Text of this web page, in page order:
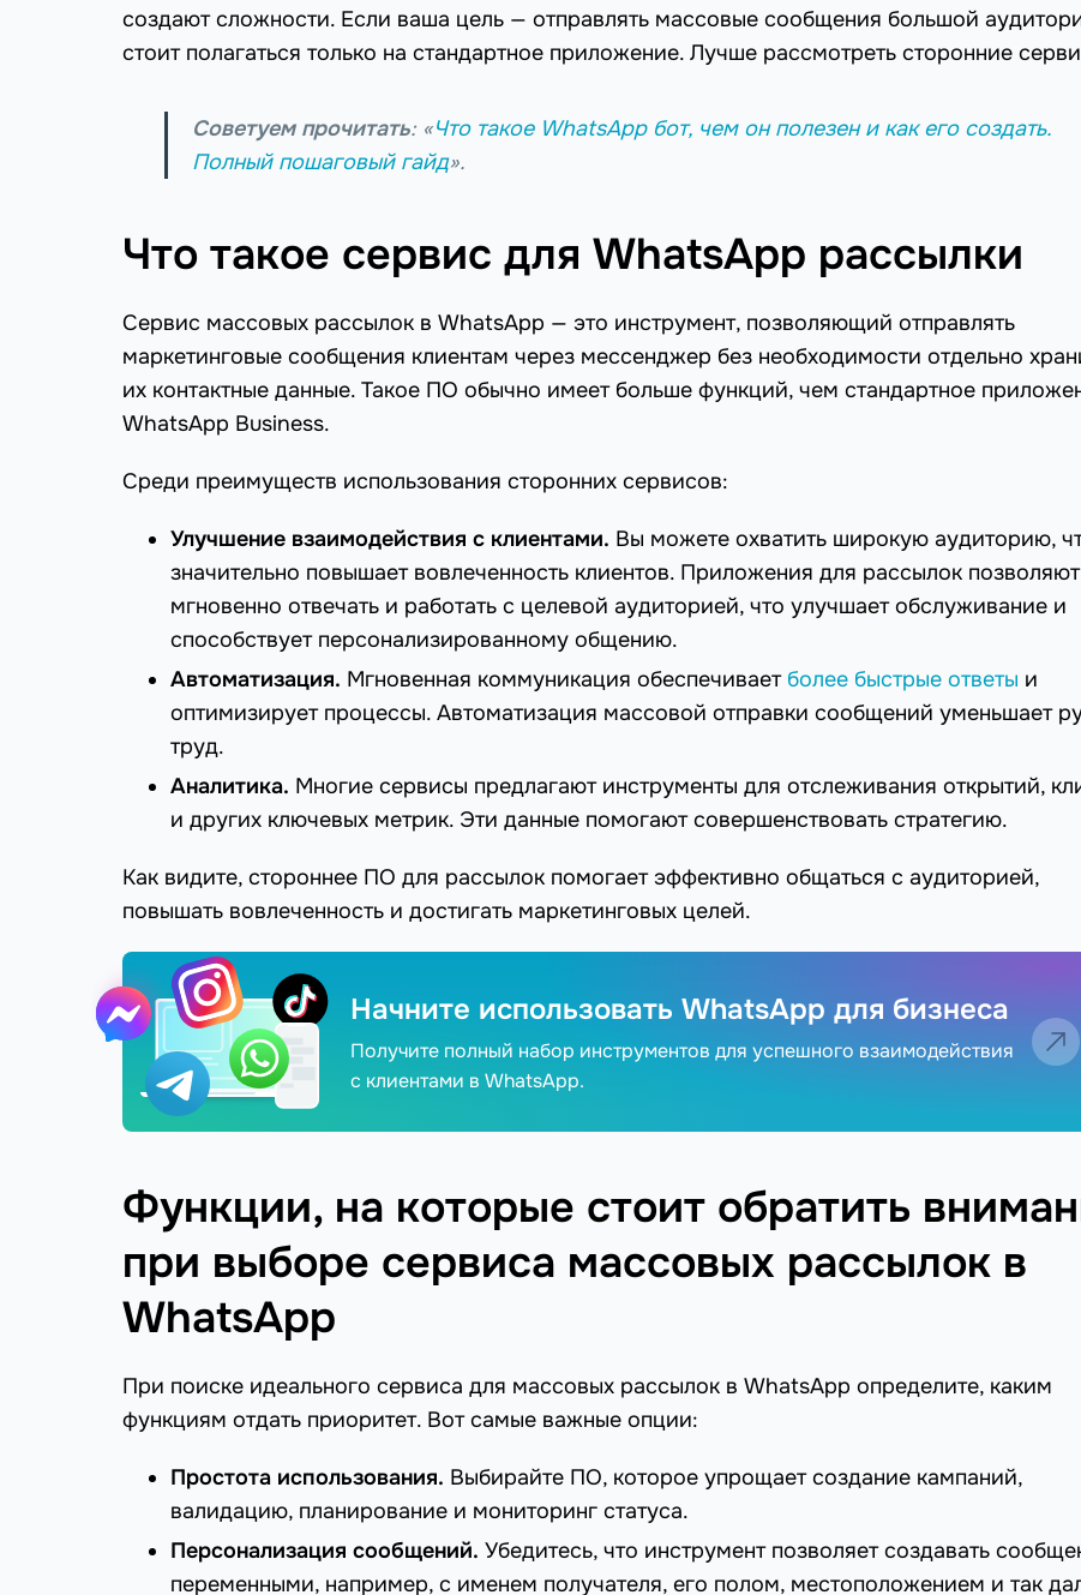
создают сложности. Если ваша цель — отправлять массовые сообщения большой
стоит полагаться только на стандартное приложение. Лучше рассмотреть сторонние
Советуем прочитать: «Что такое WhatsApp бот, чем он полезен и как его создать.
Полный пошаговый гайд».
Что такое сервис для WhatsApp рассылки
Сервис массовых рассылок в WhatsApp — это инструмент, позволяющий отправлять
маркетинговые сообщения клиентам через мессенджер без необходимости отдельно
их контактные данные. Такое ПО обычно имеет больше функций, чем стандартное
WhatsApp Business.
Среди преимуществ использования сторонних сервисов:
Улучшение взаимодействия с клиентами. Вы можете охватить широкую аудиторию,
значительно повышает вовлеченность клиентов. Приложения для рассылок позволяют
мгновенно отвечать и работать с целевой аудиторией, что улучшает обслуживание и
способствует персонализированному общению.
Автоматизация. Мгновенная коммуникация обеспечивает более быстрые ответы и
оптимизирует процессы. Автоматизация массовой отправки сообщений уменьшает
труд.
Аналитика. Многие сервисы предлагают инструменты для отслеживания открытий,
и других ключевых метрик. Эти данные помогают совершенствовать стратегию.
Как видите, стороннее ПО для рассылок помогает эффективно общаться с аудиторией,
повышать вовлеченность и достигать маркетинговых целей.
Начните использовать WhatsApp для бизнеса
Получите полный набор инструментов для успешного взаимодействия
с клиентами в WhatsApp.
Функции, на которые стоит обратить
при выборе сервиса массовых рассылок в
WhatsApp
При поиске идеального сервиса для массовых рассылок в WhatsApp определите, каким
функциям отдать приоритет. Вот самые важные опции:
Простота использования. Выбирайте ПО, которое упрощает создание кампаний,
валидацию, планирование и мониторинг статуса.
Персонализация сообщений. Убедитесь, что инструмент позволяет создавать
переменными, например, с именем получателя, его полом, местоположением и так